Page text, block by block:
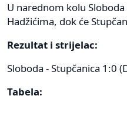
U narednom kolu
Hadžićima, dok će
Rezultat i strijelac:
Sloboda - Stupčanica 1:0
Tabela: